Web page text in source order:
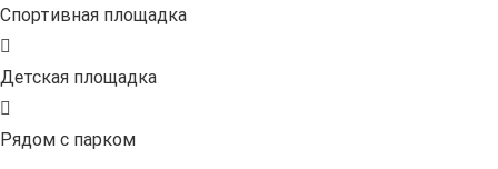
Спортивная площадка
Детская площадка
Рядом с парком